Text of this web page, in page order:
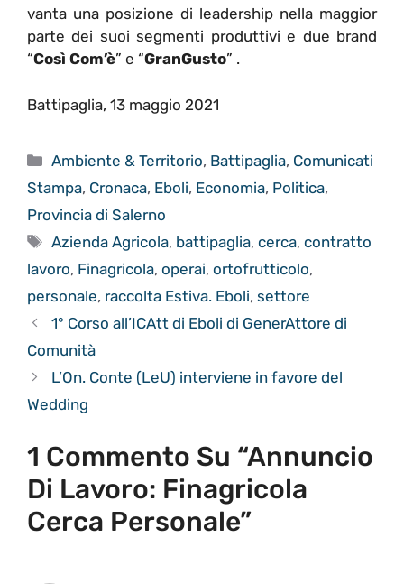
vanta una posizione di leadership nella maggior
parte dei suoi segmenti produttivi e due brand
“Così Com’è” e “GranGusto” .
Battipaglia, 13 maggio 2021
Categorie
Ambiente & Territorio, Battipaglia, Comunicati
Stampa, Cronaca, Eboli, Economia, Politica,
Provincia di Salerno
Tag
Azienda Agricola, battipaglia,cerca,contratto
lavoro, Finagricola, operai, ortofrutticolo,
personale, raccolta Estiva. Eboli, settore
1° Corso all’ICAtt di Eboli di GenerAttore di
Comunità
L’On. Conte (LeU) interviene in favore del
Wedding
1 Commento Su “Annuncio
Di Lavoro: Finagricola
Cerca Personale”